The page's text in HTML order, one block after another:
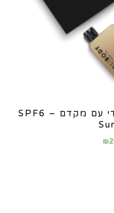
מארז שיזוף שלישיה באליבודי עם מקדם SPF6 –
₪